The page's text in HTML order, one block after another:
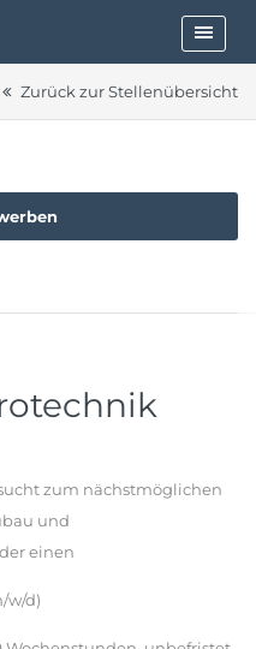
Zurück zur Stellenübersicht
zum nächstmöglichen
und
einen
w/d)